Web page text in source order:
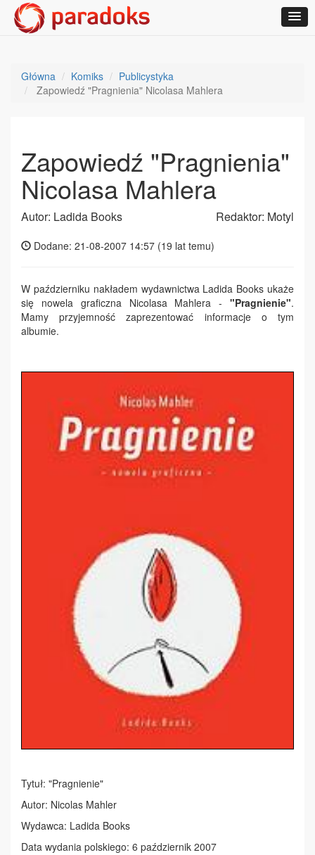
Główna Komiks
Publicystyka
Zapowiedź "Pragnienia" Nicolasa Mahlera
Zapowiedź "Pragnienia"
Nicolasa Mahlera
Autor: Ladida Books Redaktor: Motyl
Dodane: 21-08-2007 14:57 (19 lat temu)
W październiku nakładem wydawnictwa Ladida Books ukaże
się nowela graficzna Nicolasa Mahlera - "Pragnienie".
Mamy przyjemność zaprezentować informacje o tym
albumie.
Tytuł: "Pragnienie"
Autor: Nicolas Mahler
Wydawca: Ladida Books
Data wydania polskiego: 6 październik 2007